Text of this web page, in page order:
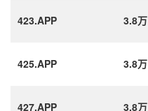
423.APP 3.8万
425.APP 3.8万
427.APP 3.8万